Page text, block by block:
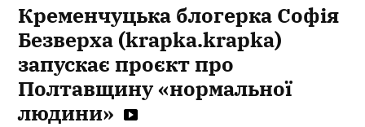
Кременчуцька блогерка Софія
Безверха (krapka.krapka)
запускає проєкт про
Полтавщину «нормальної
людини»